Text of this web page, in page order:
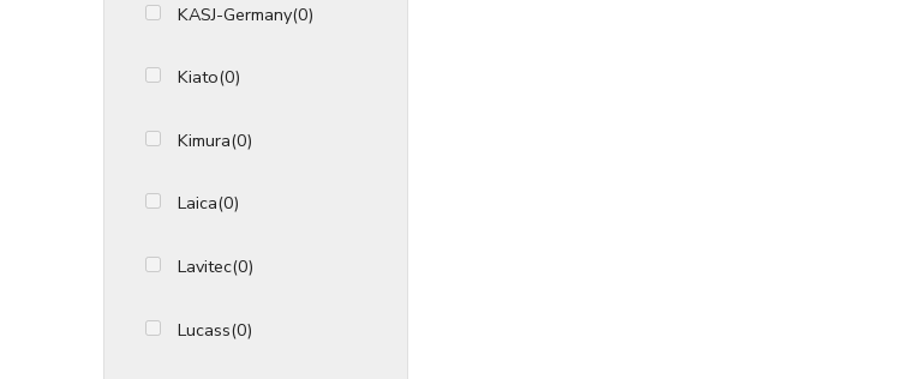
KASJ-Germany(0)
Kiato(0)
Kimura(0)
Laica(0)
Lavitec(0)
Lucass(0)